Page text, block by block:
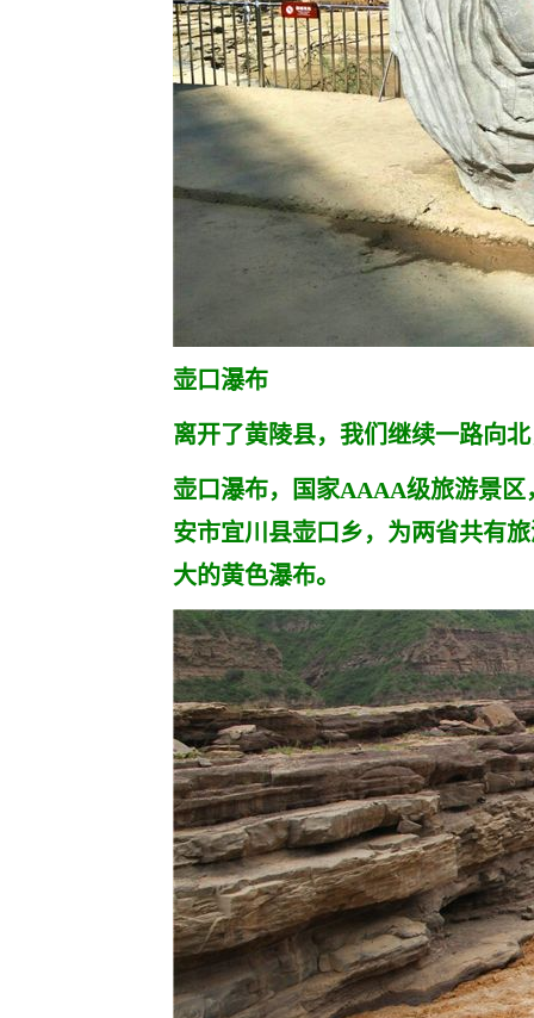
壶口瀑布
离开了黄陵县，我们继续一路向
壶口瀑布，国家AAAA级旅游景
安市宜川县壶口乡，为两省共有
大的黄色瀑布。